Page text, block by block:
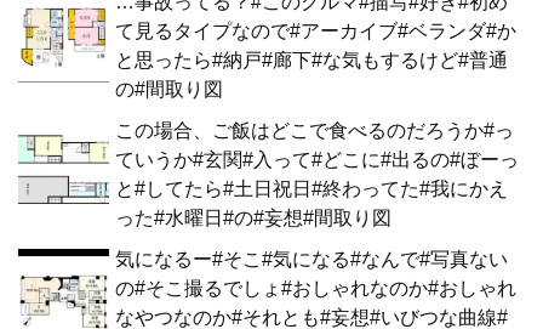
て見るタイプなので#アーカイブ#ベランダ#か
と思ったら#納戸#廊下#な気もするけど#普通
の#間取り図
この場合、ご飯はどこで食べるのだろうか#っ
ていうか#玄関#入って#どこに#出るの#ぼーっ
と#してたら#土日祝日#終わってた#我にかえ
った#水曜日#の#妄想#間取り図
気になるー#そこ#気になる#なんで#写真ない
の#そこ撮るでしょ#おしゃれなのか#おしゃれ
なやつなのか#それとも#妄想#いびつな曲線#